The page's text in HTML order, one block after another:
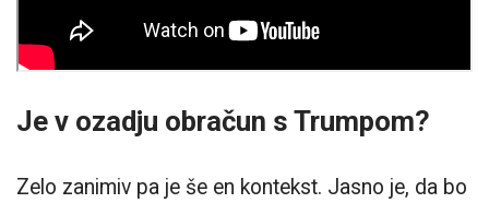
Je v ozadju obračun s Trumpom?
Zelo zanimiv pa je še en kontekst. Jasno je, da bo